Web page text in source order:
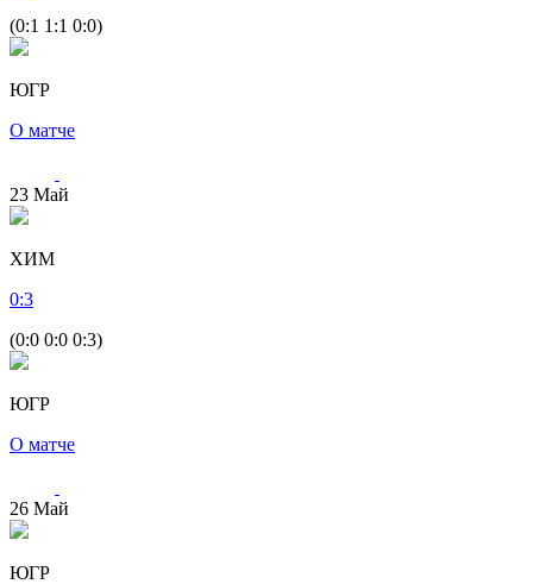
(0:1 1:1 0:0)
ЮГР
О матче
23 Май
ХИМ
0:3
(0:0 0:0 0:3)
ЮГР
О матче
26 Май
ЮГР